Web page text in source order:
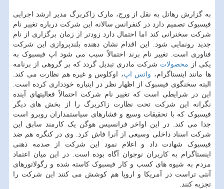
به گزارش رهاتل به نقل از ورج، مارک زاکربرگ مدیر ارشد اجرایی
فیسبوک تصمیم دارد در کنفرانس سالانه این شرکت درباره تغییر نام
شرکت سخنرانی کند اما احتمال دارد زودتر از زمان برگزاری از نام
جدید رونمایی شود. این اقدام نشان دهنده بلندپروازی این شرکت
فناوری است. تغییر نام برند احتمالاً سبب می شود اپ فیسبوک به
یکی از محصولات شرکت مادری تبدیل گردد که بر گروهی از برنامه
ها مانند اینستاگرام، واتس اپ، اوکلوس و غیره هم نظارت می کند.
البته سخنگوی فیسبوک از اظهار نظر در اینباره خودداری کرده است.
این در شرایطی است که تغییر نام شرکت احتمالاً فعالیتهای آینده
نگرانه این شرکت تحت نظارت زاکربرگ را از بخش های دیگر
فیسبوک که با تحقیقات وسیع و فشارهای سیاستمداران روبرو است
جدا می کند. در این اواخر فرانسیس هوگن یک کارمند سابق این
شرکت اسناد داخلی وسیعی از آنرا فاش کرد. وی در کنگره هم ضد
فیسبوک شهادت داد و اعلام نمود این شرکت از صدمه ذهنی
اینستاگرام به کاربران نوجوان آگاه بوده است. در این میان اعتماد
مردم به شیوه های کسب و کار فیسبوک کاسته شده و رگولاتورهای
آنتی تراست در آمریکا و اروپا هم کوشش می کنند این شرکت را
تجزیه کنند.